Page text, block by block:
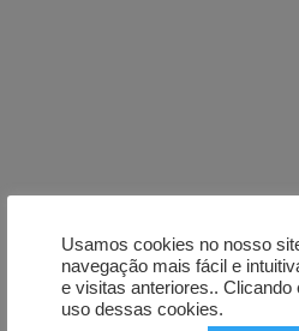
Usamos cookies no nosso
navegação mais fácil e
e visitas anteriores.. Clicando
uso dessas cookies.